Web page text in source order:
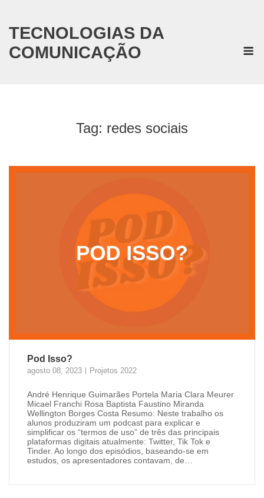
TECNOLOGIAS DA
COMUNICAÇÃO
Tag: redes sociais
Pod Isso?
agosto 08, 2023 Projetos 2022
André Henrique Guimarães Portela Maria Clara Meurer
Micael Franchi Rosa Baptista Faustino Miranda
Wellington Borges Costa Resumo: Neste trabalho os
alunos produziram um podcast para explicar e
simplificar os “termos de uso” de três das principais
plataformas digitais atualmente: Twitter, Tik Tok e
Tinder. Ao longo dos episódios, baseando-se em
estudos, os apresentadores contavam, de…